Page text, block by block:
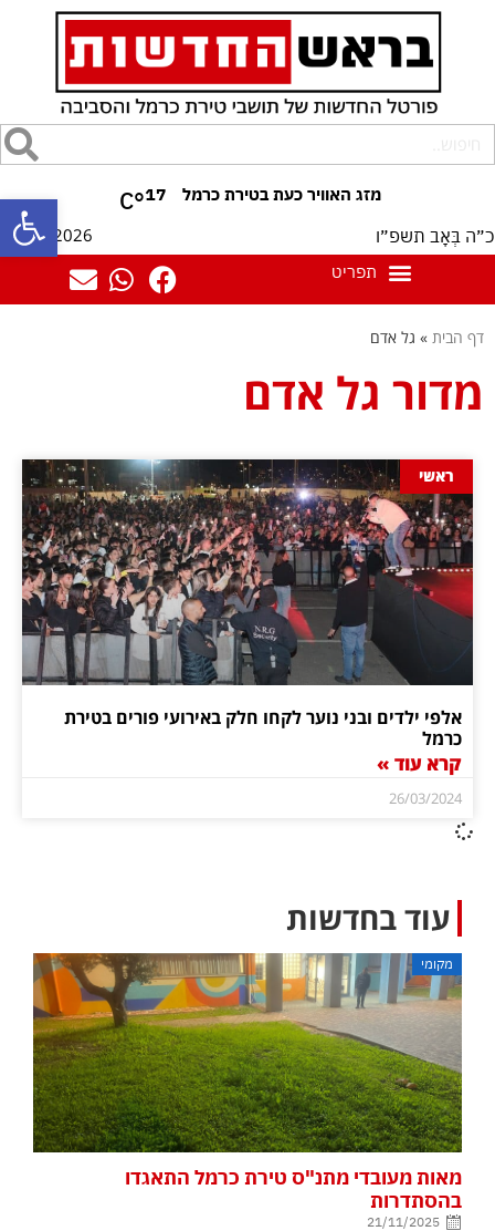
פתח 17
°C
כ״ה בְּאָב תשפ״ו 08/08/2026
דף הבית » גל אדם
מדור גל אדם
ראשי
אלפי ילדים ובני נוער לקחו חלק באירועי פורים בטירת
כרמל
קרא עוד »
26/03/2024
עוד בחדשות
מקומי
מאות מעובדי מתנ"ס טירת כרמל התאגדו
בהסתדרות
21/11/2025